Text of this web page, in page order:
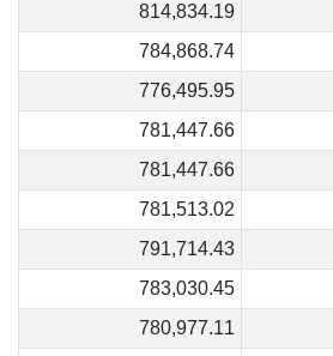
814,834.19
784,868.74
776,495.95
781,447.66
781,447.66
781,513.02
791,714.43
783,030.45
780,977.11